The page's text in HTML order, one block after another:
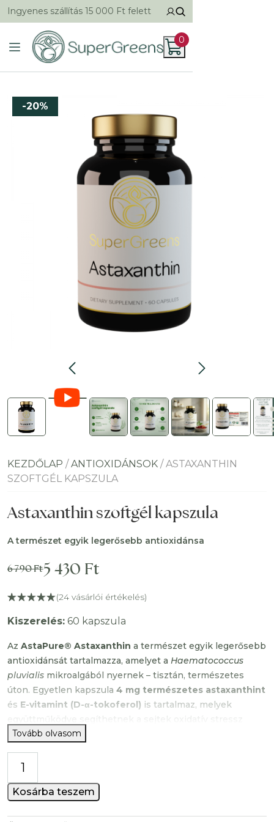
Ingyenes szállítás 15 000 Ft felett
0
-20%
KEZDŐLAP /ANTIOXIDÁNSOK / ASTAXANTHIN
SZOFTGÉL KAPSZULA
Astaxanthin szoftgél kapszula
A természet egyik legerősebb antioxidánsa
6 790Ft
Original
price
was:
6
790 Ft.
5 430 Ft
Current
price
is:
5
430 Ft.
(24 vásárlói értékelés)
Kiszerelés: 60 kapszula
Az AstaPure® Astaxanthin a természet egyik legerősebb
antioxidánsát tartalmazza, amelyet a Haematococcus
pluvialis mikroalgából nyernek – tisztán, természetes
úton. Egyetlen kapszula 4 mg természetes astaxanthint
és E-vitamint (D-α-tokoferol) is tartalmaz, melyek
együttműködve segíthetnek a sejtek oxidatív stressz
elleni védelmében.
AzAstaPure® védjegyzett hatóanyag
Haematococcus pluvialis
Tovább olvasom
szoftgél
kapszula
mennyiség
Kosárba teszem